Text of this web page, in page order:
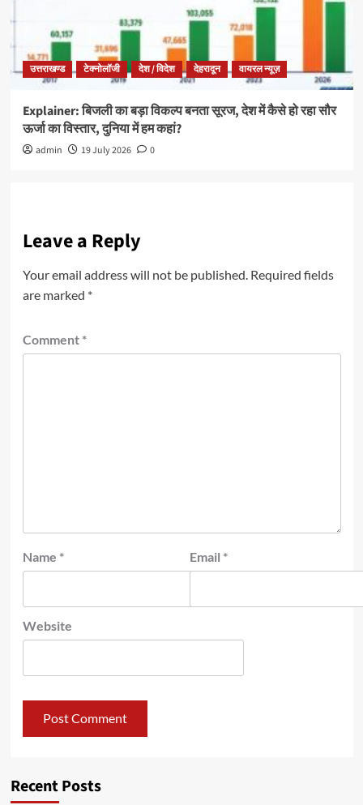
उत्तराखण्ड टेक्नोलॉजी देश / विदेश देहरादून वायरल न्यूज़
Explainer: बिजली का बड़ा विकल्प बनता सूरज, देश में कैसे हो रहा सौर
ऊर्जा का विस्तार, दुनिया में हम कहां?
admin 19 July 2026 0
Leave a Reply
Your email address will not be published. Required fields
are marked *
Comment *
Name * Email *
Website
Recent Posts